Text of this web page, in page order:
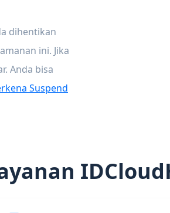
dihentikan
ini. Jika
Anda bisa
Suspend